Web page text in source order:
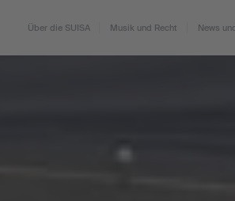
Über die SUISA Musik und Recht News